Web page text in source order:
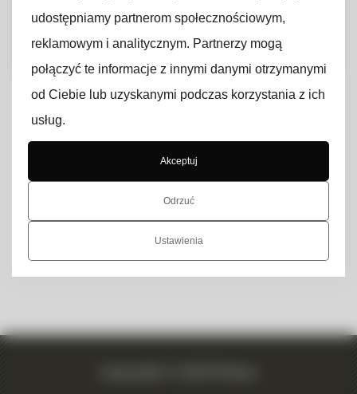
Hello world!
Welcome to WordPress. This is your first post. Edit or
udostępniamy partnerom społecznościowym,
reklamowym i analitycznym. Partnerzy mogą
połączyć te informacje z innymi danymi otrzymanymi
od Ciebie lub uzyskanymi podczas korzystania z ich
usług.
Akceptuj
Odrzuć
Ustawienia